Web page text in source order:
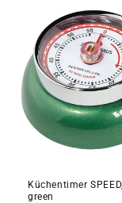
e
Küchentimer
green